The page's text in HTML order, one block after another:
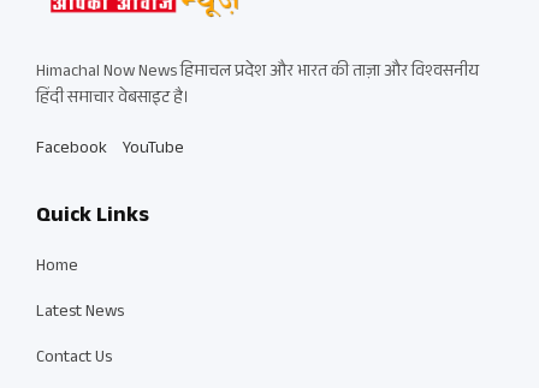
Himachal Now News हिमाचल प्रदेश और भारत की ताज़ा और विश्वसनीय
हिंदी समाचार वेबसाइट है।
Facebook YouTube
Quick Links
Home
Latest News
Contact Us